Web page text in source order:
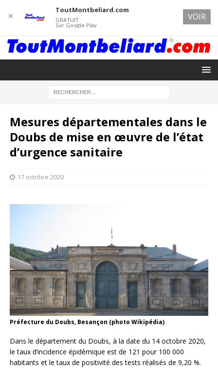
Mesures départementales dans le
Doubs de mise en œuvre de l’état
d’urgence sanitaire
17 octobre 2020
Préfecture du Doubs, Besançon (photo Wikipédia)
Dans le département du Doubs, à la date du 14 octobre 2020,
le taux d’incidence épidémique est de 121 pour 100 000
habitants et le taux de positivité des tests réalisés de 9,20 %.
✕
ToutMontbeliard.com
GRATUIT
Sur Google Play
VOIR